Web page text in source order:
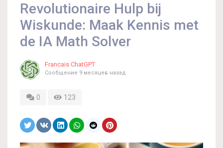
Revolutionaire Hulp bij
Wiskunde: Maak Kennis met
de IA Math Solver
Francais ChatGPT
Сообщение 9 месяцев назад
0 123